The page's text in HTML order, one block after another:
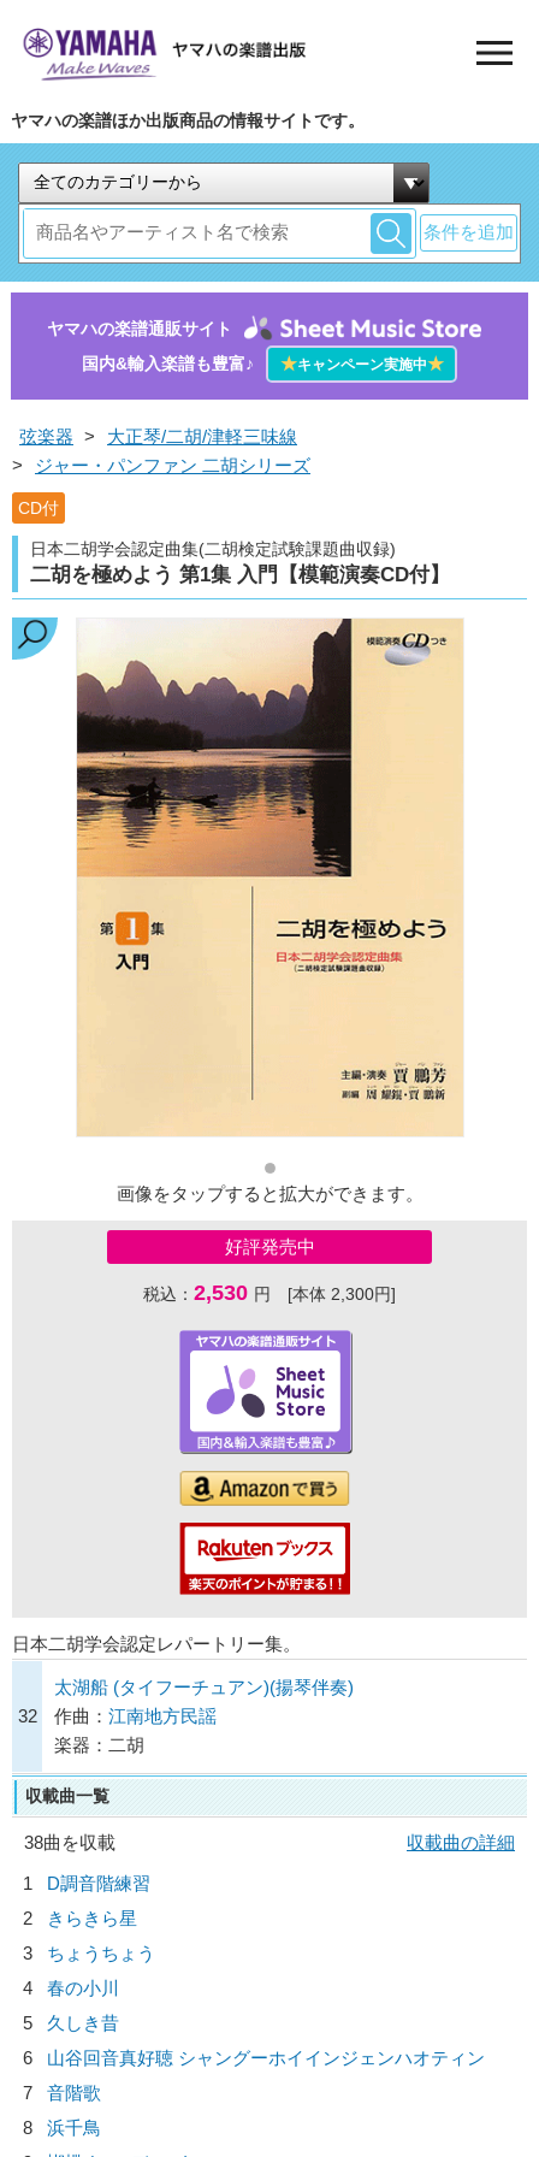
ヤマハの楽譜ほか出版商品の情報サイトです。
条件を追加
ヤマハの楽譜通販サイト
国内&輸入楽譜も豊富♪
★キャンペーン実施中★
弦楽器 >
大正琴/二胡/津軽三味線
>
ジャー・パンファン 二胡シリーズ
CD付
日本二胡学会認定曲集(二胡検定試験課題曲収録)
二胡を極めよう 第1集 入門【模範演奏CD付】
画像をタップすると拡大ができます。
好評発売中
税込： 2,530 円 [本体 2,300円]
日本二胡学会認定レパートリー集。
32
太湖船 (タイフーチュアン)(揚琴伴奏)
作曲： 江南地方民謡
楽器：二胡
収載曲一覧
38曲を収載
収載曲の詳細
1
D調音階練習
2
きらきら星
3
ちょうちょう
4
春の小川
5
久しき昔
6
山谷回音真好聴 シャングーホイインジェンハオティン
7
音階歌
8
浜千鳥